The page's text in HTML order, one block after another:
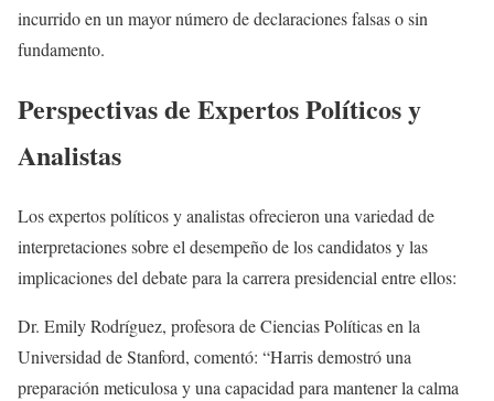
incurrido en un mayor número de declaraciones falsas o sin
fundamento.
Perspectivas de Expertos Políticos y
Analistas
Los expertos políticos y analistas ofrecieron una variedad de
interpretaciones sobre el desempeño de los candidatos y las
implicaciones del debate para la carrera presidencial entre ellos:
Dr. Emily Rodríguez, profesora de Ciencias Políticas en la
Universidad de Stanford, comentó: “Harris demostró una
preparación meticulosa y una capacidad para mantener la calma